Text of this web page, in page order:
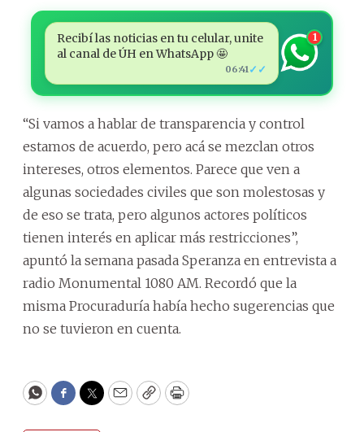
Recibí las noticias en tu celular, unite
al canal de ÚH en WhatsApp 🤩
06:41 ✓✓
1
“Si vamos a hablar de transparencia y control
estamos de acuerdo, pero acá se mezclan otros
intereses, otros elementos. Parece que ven a
algunas sociedades civiles que son molestosas y
de eso se trata, pero algunos actores políticos
tienen interés en aplicar más restricciones”,
apuntó la semana pasada Speranza en entrevista a
radio Monumental 1080 AM. Recordó que la
misma Procuraduría había hecho sugerencias que
no se tuvieron en cuenta.
WhatsApp
Facebook
Twitter
EmailCopyPrint